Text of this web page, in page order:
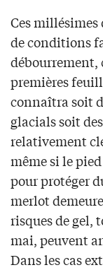
Ces millésimes
de conditions
débourrement,
premières
connaîtra soit
glacials soit
relativement
même si le
pour protéger
merlot
risques de gel,
mai, peuvent
Dans les cas